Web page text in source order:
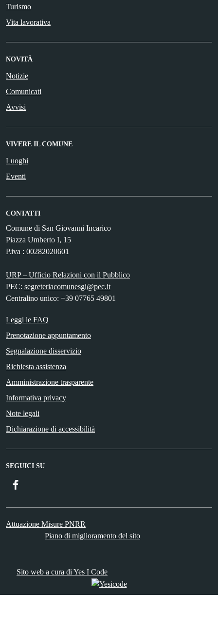
Turismo
Vita lavorativa
NOVITÀ
Notizie
Comunicati
Avvisi
VIVERE IL COMUNE
Luoghi
Eventi
CONTATTI
Comune di San Giovanni Incarico
Piazza Umberto I, 15
P.iva : 00282020601
URP – Ufficio Relazioni con il Pubblico
PEC: segreteriacomunesgi@pec.it
Centralino unico: +39 07765 49801
Leggi le FAQ
Prenotazione appuntamento
Segnalazione disservizio
Richiesta assistenza
Amministrazione trasparente
Informativa privacy
Note legali
Dichiarazione di accessibilità
SEGUICI SU
Attuazione Misure PNRR
Piano di miglioramento del sito
Sito web a cura di Yes I Code